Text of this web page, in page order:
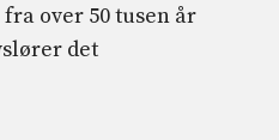
over 50 tusen år
det